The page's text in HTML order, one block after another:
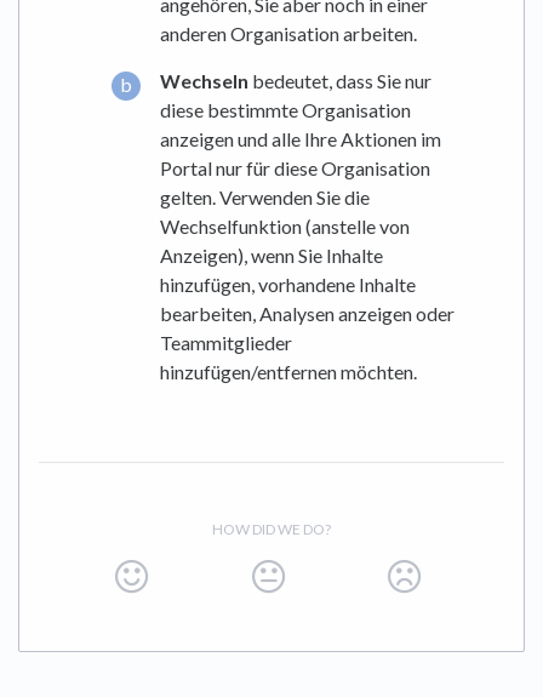
anderen Organisation arbeiten.
Wechseln bedeutet, dass Sie nur
diese bestimmte Organisation
anzeigen und alle Ihre Aktionen im
Portal nur für diese Organisation
gelten. Verwenden Sie die
Wechselfunktion (anstelle von
Anzeigen), wenn Sie Inhalte
hinzufügen, vorhandene Inhalte
bearbeiten, Analysen anzeigen oder
Teammitglieder
hinzufügen/entfernen möchten.
HOW DID WE DO?